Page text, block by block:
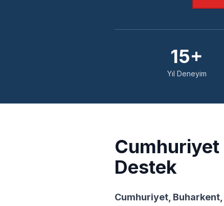
15+
Yıl Deneyim
Cumhuriyet
Destek
Cumhuriyet Buharkent